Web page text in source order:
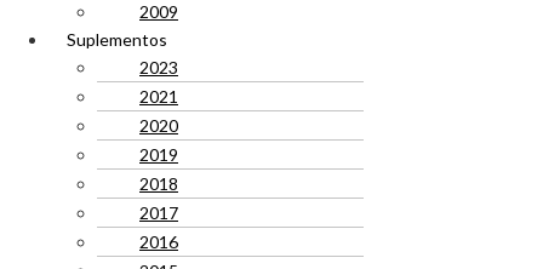
2009
Suplementos
2023
2021
2020
2019
2018
2017
2016